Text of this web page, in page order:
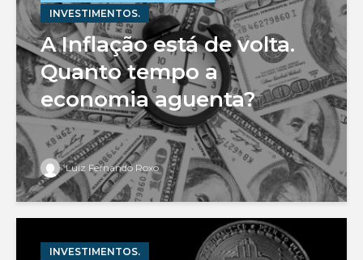
INVESTIMENTOS.
A Inflação está de volta.
Quanto tempo a
economia aguenta?
Luiz Fernando Roxo
INVESTIMENTOS.